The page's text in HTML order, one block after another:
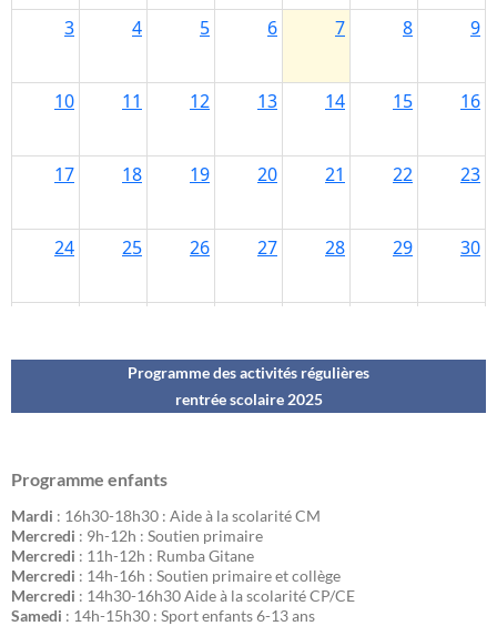
Programme des activités régulières
rentrée scolaire 2025
Programme enfants
Mardi : 16h30-18h30 : Aide à la scolarité CM
Mercredi : 9h-12h : Soutien primaire
Mercredi : 11h-12h : Rumba Gitane
Mercredi : 14h-16h : Soutien primaire et collège
Mercredi : 14h30-16h30 Aide à la scolarité CP/CE
Samedi : 14h-15h30 : Sport enfants 6-13 ans